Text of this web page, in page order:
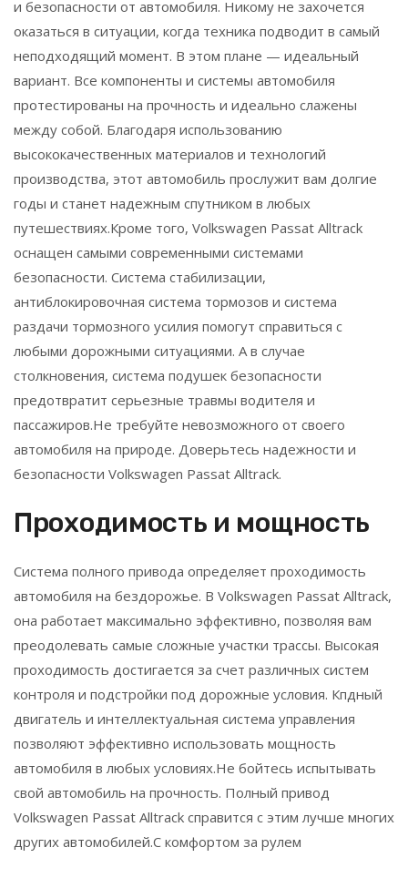
и безопасности от автомобиля. Никому не захочется
оказаться в ситуации, когда техника подводит в самый
неподходящий момент. В этом плане — идеальный
вариант. Все компоненты и системы автомобиля
протестированы на прочность и идеально слажены
между собой. Благодаря использованию
высококачественных материалов и технологий
производства, этот автомобиль прослужит вам долгие
годы и станет надежным спутником в любых
путешествиях.Кроме того, Volkswagen Passat Alltrack
оснащен самыми современными системами
безопасности. Система стабилизации,
антиблокировочная система тормозов и система
раздачи тормозного усилия помогут справиться с
любыми дорожными ситуациями. А в случае
столкновения, система подушек безопасности
предотвратит серьезные травмы водителя и
пассажиров.Не требуйте невозможного от своего
автомобиля на природе. Доверьтесь надежности и
безопасности Volkswagen Passat Alltrack.
Проходимость и мощность
Система полного привода определяет проходимость
автомобиля на бездорожье. В Volkswagen Passat Alltrack,
она работает максимально эффективно, позволяя вам
преодолевать самые сложные участки трассы. Высокая
проходимость достигается за счет различных систем
контроля и подстройки под дорожные условия. Кпдный
двигатель и интеллектуальная система управления
позволяют эффективно использовать мощность
автомобиля в любых условиях.Не бойтесь испытывать
свой автомобиль на прочность. Полный привод
Volkswagen Passat Alltrack справится с этим лучше многих
других автомобилей.С комфортом за рулем